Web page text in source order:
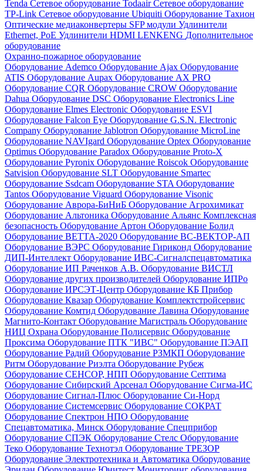
Tenda Сетевое оборудование TodaairСетевое оборудование
TP-Link Сетевое оборудование Ubiquiti Оборудование Тахион
Оптические медиаконвертеры SFP модули Удлинители
Ethernet, PoE Удлинители HDMI LENKENG Дополнительное
оборудование
Охранно-пожарное оборудование
Оборудование Ademco Оборудование Ajax Оборудование
ATIS Оборудование Aupax Оборудование AX PRO
Оборудование CQR Оборудование CROW Оборудование
Dahua Оборудование DSC Оборудование Electronics Line
Оборудование Elmes Electronic Оборудование ESVI
Оборудование Falcon Eye Оборудование G.S.N. Electronic
Company Оборудование Jablotron Оборудование MicroLine
Оборудование NAVIgard Оборудование Optex Оборудование
Optimus Оборудование Paradox Оборудование Proto-X
Оборудование Pyronix Оборудование Roiscok Оборудование
Satvision Оборудование SLT Оборудование Smartec
Оборудование Ssdcam Оборудование STA Оборудование
Tantos Оборудование Viguard Оборудование Visonic
Оборудование Аврора-БиНиБ Оборудование Агрохимикат
Оборудование Альтоника Оборудование Альянс Комплексная
безопасность Оборудование Артон Оборудование Болид
Оборудование ВЕТТА-2020 Оборудование ВС-ВЕКТОР-АП
Оборудование ВЭРС Оборудование Гириконд Оборудование
ДИП-Интеллект Оборудование ИВС-Сигналспецавтоматика
Оборудование ИП Раченков А.В. Оборудование ВИСТЛ
Оборудование других производителей Оборудование ИПРо
Оборудование ИРСЭТ-Центр Оборудование КБ Прибор
Оборудование Квазар Оборудование Комплектстройсервис
Оборудование Комтид Оборудование Лавина Оборудование
Магнито-Контакт Оборудование Магистраль Оборудование
НИЦ Охрана Оборудование Полисервис Оборудование
Проксима Оборудование ПТК "ИВС" Оборудование ПЭАП
Оборудование Радий Оборудование РЗМКП Оборудование
Ритм Оборудование Риэлта Оборудование Рубеж
Оборудование СЕНСОР, НПП Оборудование Септима
Оборудование Сибирский Арсенал Оборудование Сигма-ИС
Оборудование Сигнал-Плюс Оборудование Си-Норд
Оборудование Системсервис Оборудование СОКРАТ
Оборудование Спектрон НПО Оборудование
Спецавтоматика, Минск Оборудование Спецприбор
Оборудование СПЭК Оборудование Стелс Оборудование
Теко Оборудование Технотэл Оборудование ТРЕЗОР
Оборудование Электротехника и Автоматика Оборудование